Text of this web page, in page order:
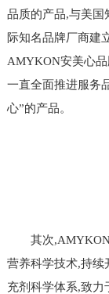
品质的产品,与美国
际知名品牌厂商建
AMYKON安美心
一直全面推进服务
心”的产品。
其次
营养科学技术,持续
充剂科学体系,致力